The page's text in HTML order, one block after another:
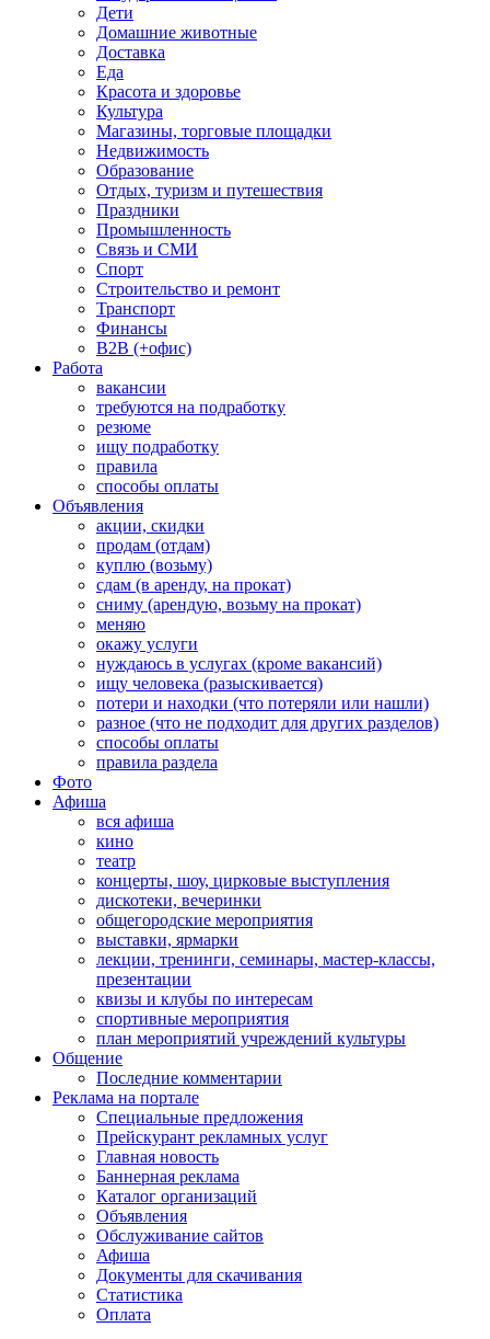
Дети
Домашние животные
Доставка
Еда
Красота и здоровье
Культура
Магазины, торговые площадки
Недвижимость
Образование
Отдых, туризм и путешествия
Праздники
Промышленность
Связь и СМИ
Спорт
Строительство и ремонт
Транспорт
Финансы
B2B (+офис)
Работа
вакансии
требуются на подработку
резюме
ищу подработку
правила
способы оплаты
Объявления
акции, скидки
продам (отдам)
куплю (возьму)
сдам (в аренду, на прокат)
сниму (арендую, возьму на прокат)
меняю
окажу услуги
нуждаюсь в услугах (кроме вакансий)
ищу человека (разыскивается)
потери и находки (что потеряли или нашли)
разное (что не подходит для других разделов)
способы оплаты
правила раздела
Фото
Афиша
вся афиша
кино
театр
концерты, шоу, цирковые выступления
дискотеки, вечеринки
общегородские мероприятия
выставки, ярмарки
лекции, тренинги, семинары, мастер-классы,
презентации
квизы и клубы по интересам
спортивные мероприятия
план мероприятий учреждений культуры
Общение
Последние комментарии
Реклама на портале
Специальные предложения
Прейскурант рекламных услуг
Главная новость
Баннерная реклама
Каталог организаций
Объявления
Обслуживание сайтов
Афиша
Документы для скачивания
Статистика
Оплата